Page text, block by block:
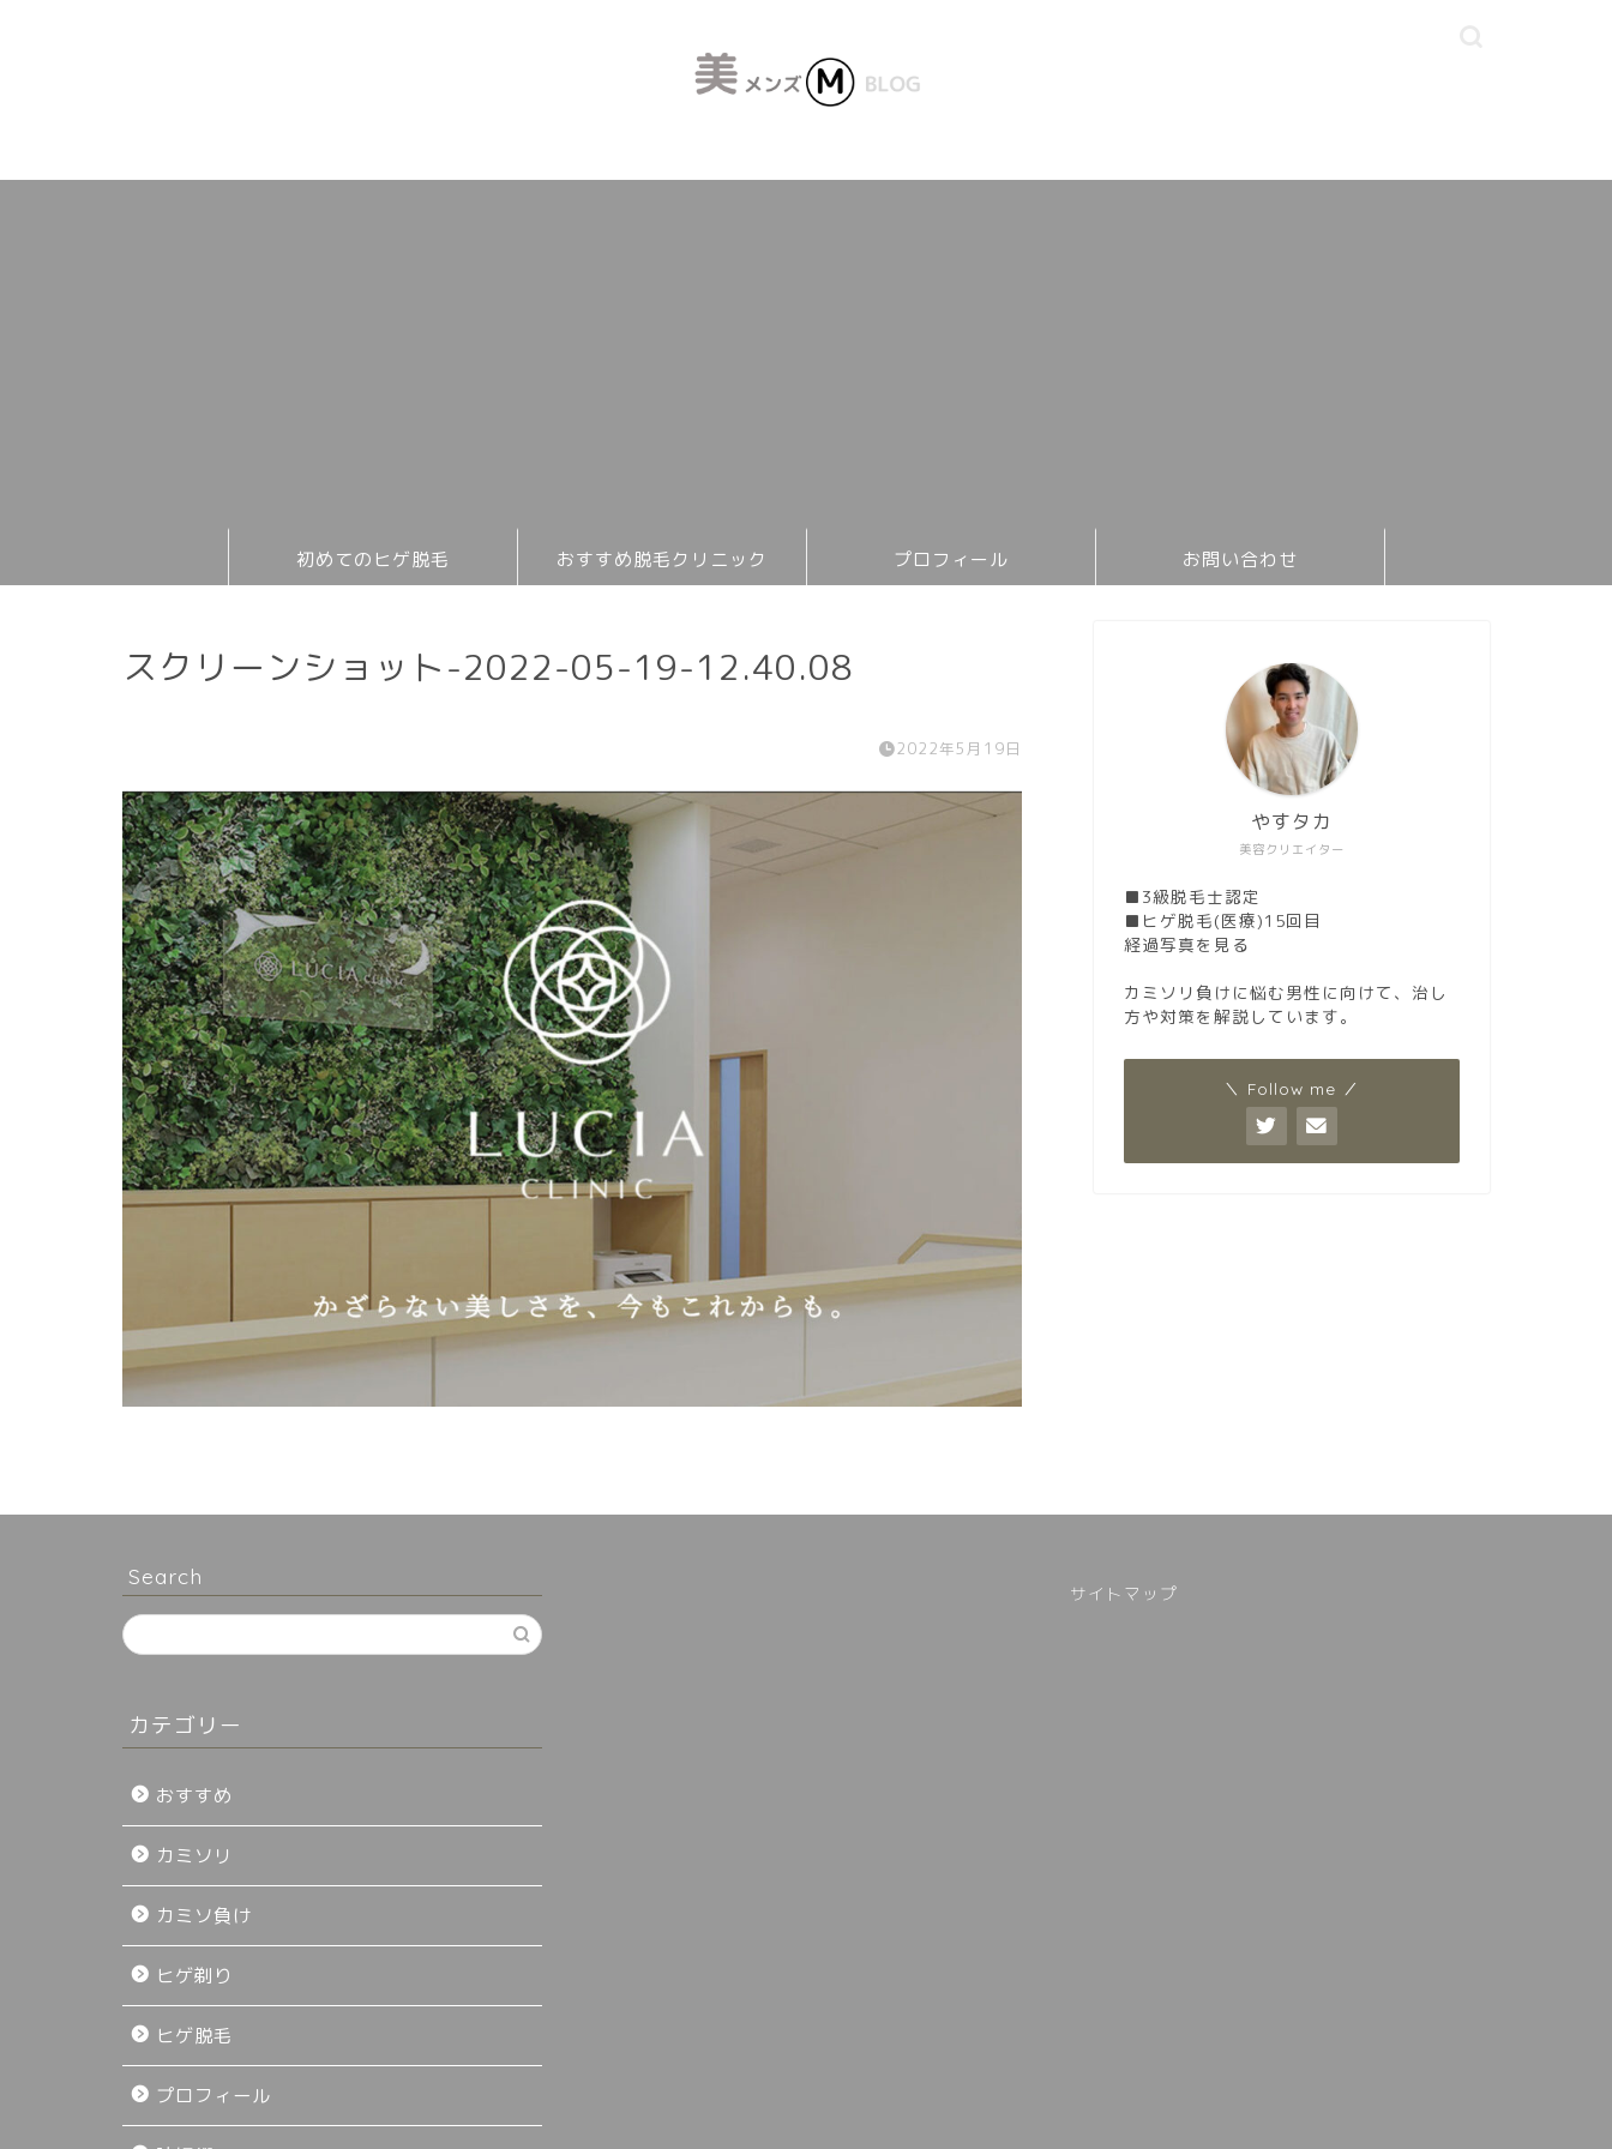
初めてのヒゲ脱毛 おすすめ脱毛クリニック プロフィール お問い合わせ
スクリーンショット-2022-05-19-12.40.08
2022年5月19日
美容クリエイター
やすタカ
■3級脱毛士認定
■ヒゲ脱毛(医療)15回目
経過写真を見る
カミソリ負けに悩む男性に向けて、治し
方や対策を解説しています。
＼ Follow me ／
Search
カテゴリー
おすすめ
カミソリ
カミソ負け
ヒゲ剃り
ヒゲ脱毛
プロフィール
サイトマップ